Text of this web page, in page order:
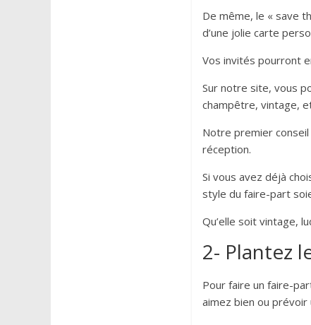
De même, le « save
d’une jolie carte
Vos invités pourront
Sur notre site, vous
champêtre, vintage,
Notre premier
réception.
Si vous avez déjà
style du faire-part
Qu’elle soit vintage,
2- Plantez
Pour faire un faire-
aimez bien ou prévoir